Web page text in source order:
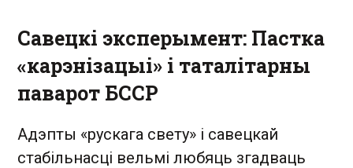
Савецкі эксперымент: Пастка
«карэнізацыі» і таталітарны
паварот БССР
Адэпты «рускага свету» і савецкай
стабільнасці вельмі любяць згадваць